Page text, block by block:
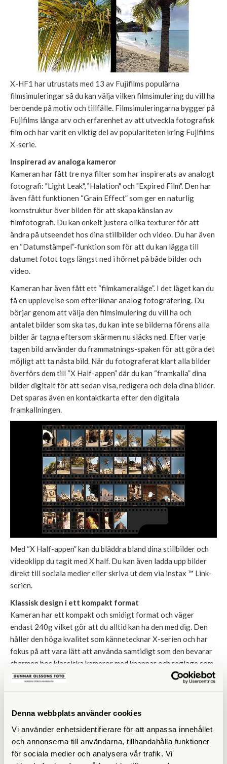
Denna webbplats använder cookies
Vi använder enhetsidentifierare för att anpassa innehållet
och annonserna till användarna, tillhandahålla funktioner
för sociala medier och analysera vår trafik. Vi
X-HF1 har utrustats med 13 av Fujifilms populärna
filmsimuleringar så du kan välja vilken filmsimulering du vill ha
beroende på motiv och tillfälle. Filmsimuleringarna bygger på
Fujifilms långa arv och erfarenhet av att utveckla fotografisk
film och har varit en viktig del av populariteten kring Fujifilms
X-serie.
Inspirerad av analoga kameror
Kameran har fått tre nya filter som har inspirerats av analogt
fotografi: "Light Leak", "Halation" och "Expired Film". Den har
även fått funktionen “Grain Effect” som ger en naturlig
kornstruktur över bilden för att skapa känslan av
filmfotografi. Du kan enkelt justera olika texturer för att
ändra på utseendet hos dina stillbilder och video. Du har även
en “Datumstämpel”-funktion som för att du kan lägga till
datumet fotot togs längst ned i hörnet på både bilder och
video.
Kameran har även fått ett “filmkameraläge”. I det läget kan du
få en upplevelse som efterliknar analog fotografering. Du
börjar genom att välja den filmsimulering du vill ha och
antalet bilder som ska tas, du kan inte se bilderna förens alla
bilder är tagna eftersom skärmen nu släcks ned. Efter varje
tagen bild använder du frammatnings-spaken för att göra det
möjligt att ta nästa bild. När du fotograferat klart alla bilder
överförs dem till “X Half-appen” där du kan “framkalla” dina
bilder digitalt för att sedan visa, redigera och dela dina bilder.
Det sparas även en kontaktkarta efter den digitala
framkallningen.
Med “X Half-appen” kan du bläddra bland dina stillbilder och
videoklipp du tagit med X half. Du kan även ladda upp bilder
direkt till sociala medier eller skriva ut dem via instax ™ Link-
serien.
Klassisk design i ett kompakt format
Kameran har ett kompakt och smidigt format och väger
endast 240g vilket gör att du alltid kan ha den med dig. Den
håller den höga kvalitet som kännetecknar X-serien och har
fokus på att vara lätt att använda samtidigt som den bevarar
charmen hos klassiska kameror med knappar och reglage som
påminner om traditionell analog fotografering.
använder den optiska sökaren räcker kamerans batteri upp till
880 bilder då du kan använda kameran en hel dag utan att
oroa dig över batteritiden.